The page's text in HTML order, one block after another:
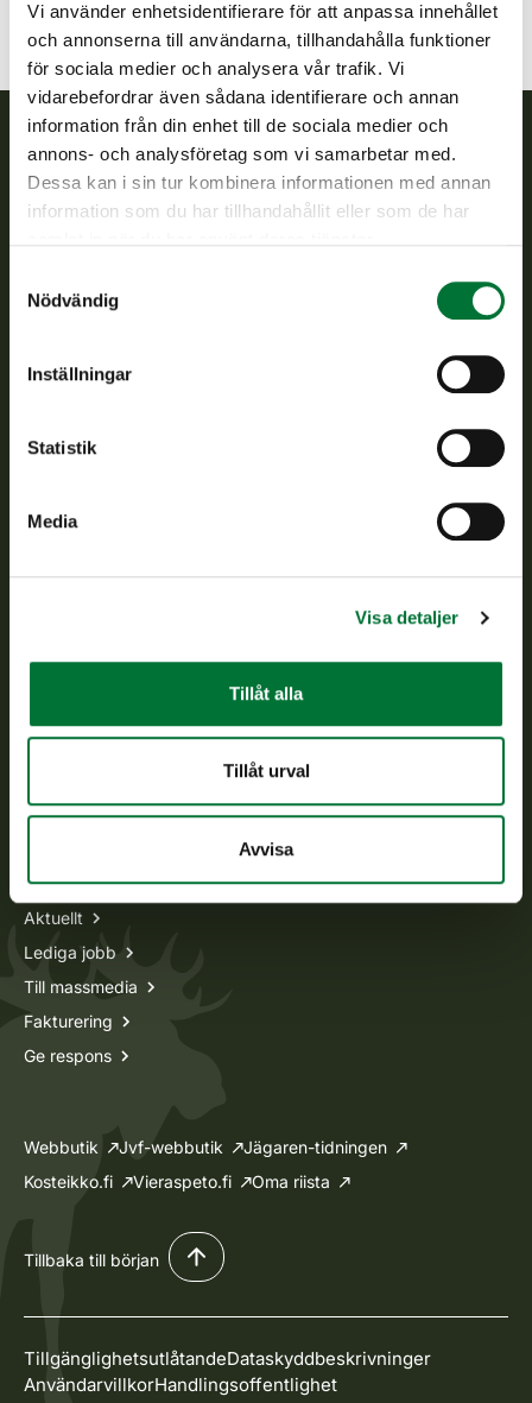
Vi använder enhetsidentifierare för att anpassa innehållet
och annonserna till användarna, tillhandahålla funktioner
för sociala medier och analysera vår trafik. Vi
vidarebefordrar även sådana identifierare och annan
information från din enhet till de sociala medier och
annons- och analysföretag som vi samarbetar med.
Dessa kan i sin tur kombinera informationen med annan
information som du har tillhandahållit eller som de har
Nödvändig
Inställningar
Statistik
Media
Visa detaljer
Tillåt alla
Tillåt urval
Avvisa
Finlands viltcentral
verkställs och svarar för de offentliga förvaltningsuppgifter
som föreskrivs.
asiakaspalvelu@riista.fi
Ofta ställda frågor
Jaktkort
Information om oss
Aktuellt
Lediga jobb
Till massmedia
Fakturering
Ge respons
Webbutik Jvf-webbutik
Jägaren-tidningen
Kosteikko.fi
Vieraspeto.fi Oma riista
Tillbaka till början
TillgänglighetsutlåtandeDataskyddbeskrivninger
AnvändarvillkorHandlingsoffentlighet